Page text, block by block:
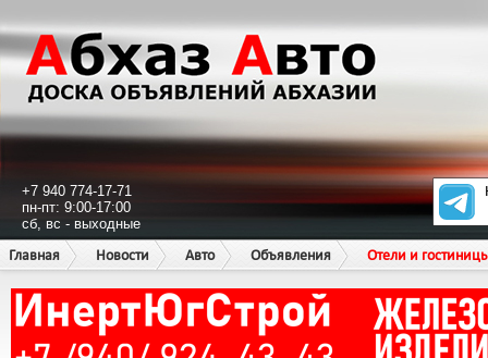
+7 940 774-17-71
пн-пт: 9:00-17:00
сб, вс - выходные
Главная
Новости Авто Объявления Отели и